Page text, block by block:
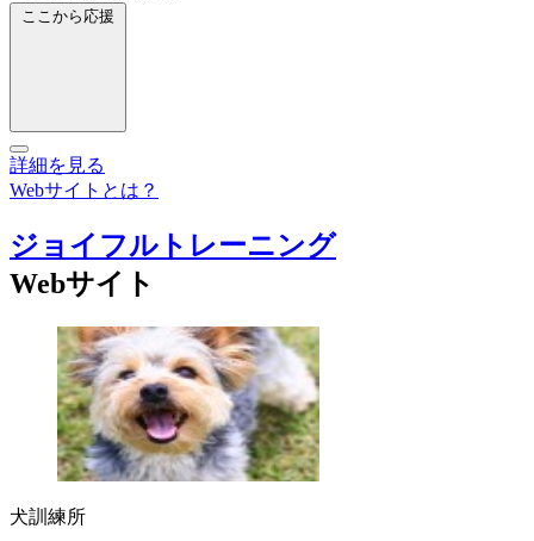
ここから応援
詳細を見る
Webサイトとは？
ジョイフルトレーニング
Webサイト
犬訓練所